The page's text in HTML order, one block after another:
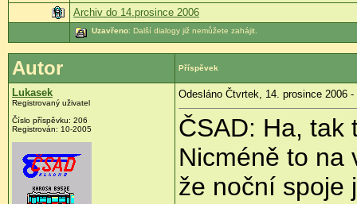
Archiv do 14.prosince 2006
Uzavřeno: Další dialogy již nemůžete zahájit.
Autor Příspěvek
Lukasek
Registrovaný uživatel
Číslo příspěvku: 206
Registrován: 10-2005
Odesláno Čtvrtek, 14. prosince 2006 -
ČSAD: Ha, tak
Nicméně to na
že noční spoje